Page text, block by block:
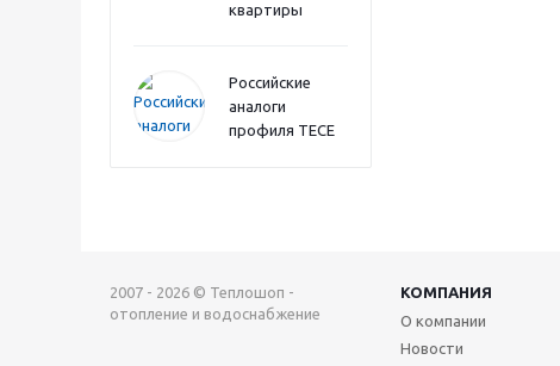
квартиры
Российские
аналоги
профиля TECE
2007 - 2026 © Теплошоп -
отопление и водоснабжение
КОМПАНИЯ
О компании
Новости